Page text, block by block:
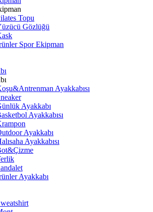
Topu
Gözlüğü
Spor Ekipman
Ayakkabısı
Ayakkabı
Ayakkabısı
Ayakkabı
Ayakkabısı
Ayakkabı